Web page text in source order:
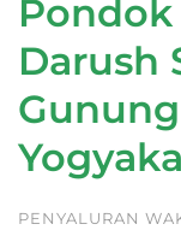
Darush
PENYALURAN